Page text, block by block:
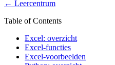
← Leercentrum
Table of Contents
Excel: overzicht
Excel-functies
Excel-voorbeelden